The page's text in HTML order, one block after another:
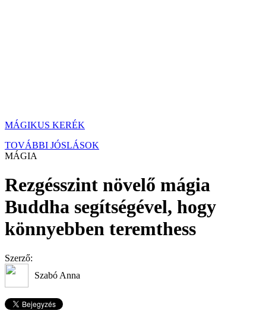
MÁGIKUS KERÉK
TOVÁBBI JÓSLÁSOK
MÁGIA
Rezgésszint növelő mágia
Buddha segítségével, hogy
könnyebben teremthess
Szerző:
Szabó Anna